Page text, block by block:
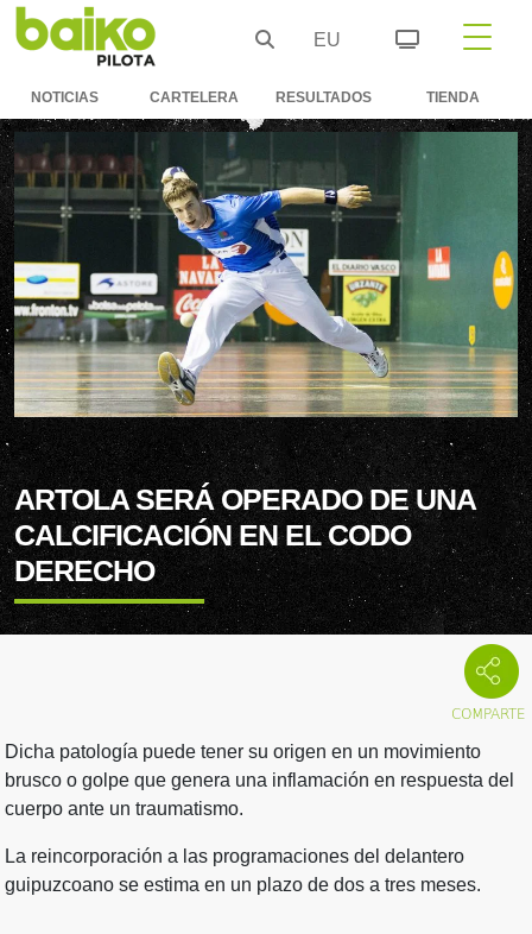
EU
NOTICIAS CARTELERA RESULTADOS TIENDA
ARTOLA SERÁ OPERADO DE UNA
CALCIFICACIÓN EN EL CODO
DERECHO
Dicha patología puede tener su origen en un movimiento
brusco o golpe que genera una inflamación en respuesta del
cuerpo ante un traumatismo.
La reincorporación a las programaciones del delantero
guipuzcoano se estima en un plazo de dos a tres meses.